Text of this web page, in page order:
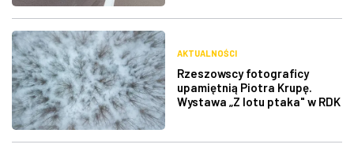
AKTUALNOŚCI
Rzeszowscy fotograficy
upamiętnią Piotra Krupę.
Wystawa „Z lotu ptaka" w RDK